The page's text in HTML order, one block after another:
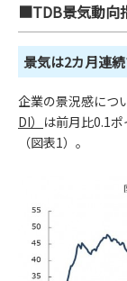
■TDB景気動向
景気は2カ月連
企業の景況感につ
DI） は前月比0.1
（図表1）。